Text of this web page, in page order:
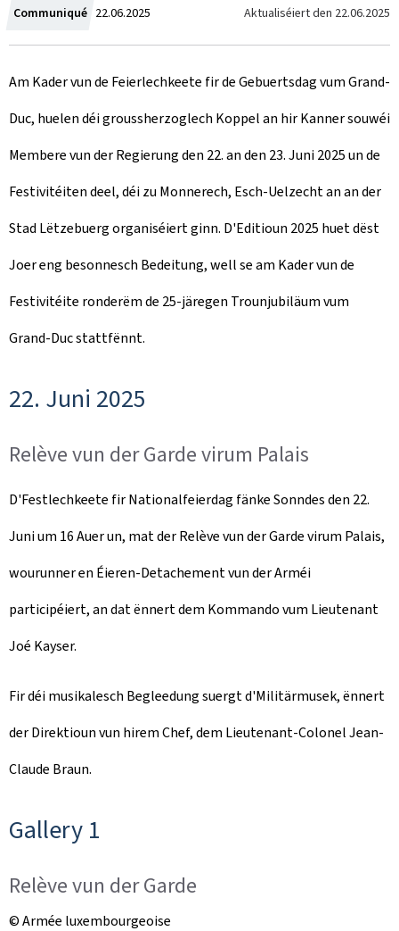
Communiqué C
r
e
a
t
e
d
o
n
22.06.2025 Aktualiséiert den 22.06.2025
Am Kader vun de Feierlechkeete fir de Gebuertsdag vum Grand-
Duc, huelen déi groussherzoglech Koppel an hir Kanner souwéi
Membere vun der Regierung den 22. an den 23. Juni 2025 un de
Festivitéiten deel, déi zu Monnerech, Esch-Uelzecht an an der
Stad Lëtzebuerg organiséiert ginn. D'Editioun 2025 huet dëst
Joer eng besonnesch Bedeitung, well se am Kader vun de
Festivitéite ronderëm de 25-järegen Trounjubiläum vum
Grand-Duc stattfënnt.
22. Juni 2025
Relève vun der Garde virum Palais
D'Festlechkeete fir Nationalfeierdag fänke Sonndes den 22.
Juni um 16 Auer un, mat der Relève vun der Garde virum Palais,
wourunner en Éieren-Detachement vun der Arméi
participéiert, an dat ënnert dem Kommando vum Lieutenant
Joé Kayser.
Fir déi musikalesch Begleedung suergt d'Militärmusek, ënnert
der Direktioun vun hirem Chef, dem Lieutenant-Colonel Jean-
Claude Braun.
Gallery 1
Relève vun der Garde
© Armée luxembourgeoise